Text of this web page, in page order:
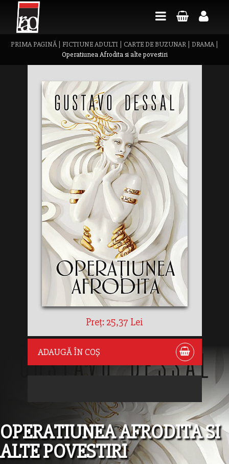
PRIMA PAGINĂ| FICTIUNE ADULTI CARTE DE BUZUNAR DRAMA|
Operatiunea Afrodita si alte povestiri
Preț: 25,37 Lei
ADAUGĂ ÎN COȘ
OPERATIUNEA AFRODITA SI
ALTE POVESTIRI